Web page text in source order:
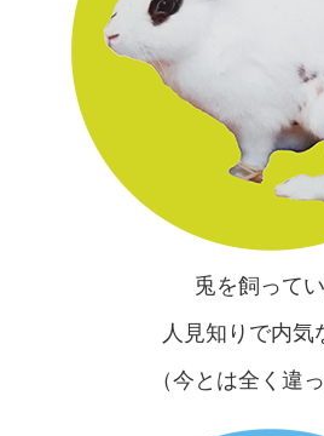
兎を飼って
人見知りで内気
（今とは全く違